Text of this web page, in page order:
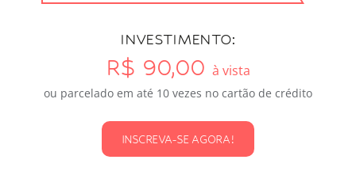
INVESTIMENTO:
R$ 90,00à vista
ou parcelado em até 10 vezes no cartão de crédito
INSCREVA-SE AGORA!